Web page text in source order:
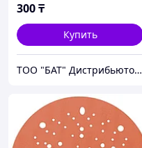
300₸
Купить
ТОО "БАТ" Дистрибьютор фирмы NOVOL